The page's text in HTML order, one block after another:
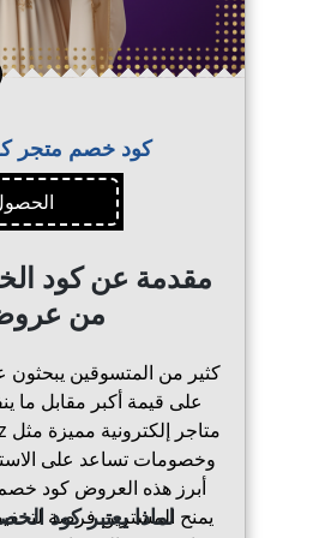
كود خصم متجر
مقدمة عن كود
من
كثير من المتسوقين
على قيمة أكبر مقابل ما
وخصومات تساعد على
يمنح المشترين فرصة
لماذا يعتبر كود